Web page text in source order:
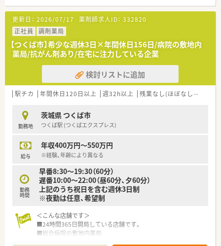
るのが
高度薬学管理、在宅医療、健康サポート対する取り組みです。
各分野に合わせた設備整備や研修制度の導入などを進め、薬剤
師が成長できる環境を整えています。
また、学び、得た知識・経験を資格（外部認定・専門薬剤師資格）
取得に繋げた際にしっかりと評価して貰えます。
※手当として月50,000円の支給としてしっかり給与に反映♪
・専門認定を取得済の方歓迎！資格を活かせる環境を提供致しま
＜多彩なキャリアスタイル！＞
調剤薬局で、在宅医療で、病院薬剤師として、管理部門として、
教育担当としてなどなど、
活動領域は広がり続けています。薬剤師としての職能を存分
幅広いキャリアから自分にあった道を見つけたい方にもおす
すめです。
■全国に700店舗以上展開する大手調剤グループ
■ワークライフバランスが整い長くお勤めすることができます
■独自のeラーニングや研修制度が充実、成長を後押ししてくれ
る会社です
更新日： 2026/07/17 薬剤師求人ID： 332820
正社員
調剤薬局
【つくば市】希少な週休3日×年間休日156日/病院の敷地内
薬局/抗がん剤あり/在宅に注力している企業
検討リストに追加
駅チカ 年間休日120日以上 週32h以上 残業なし(ほぼなし含む)
勤務地
茨城県 つくば市
つくば駅 (つくばエクスプレス)
給与
年収400万円～550万円
※経験、年齢により異なる
勤務
時間
早番8:30～19:30（60分）
遅番10:00～22:00（昼60分、夕60分）
上記のうち祝日を含む週休3日制
※夜勤は任意、希望制
＜こんな店舗です＞
■24時間365日開局している店舗です。
■総合病院の敷地内薬局